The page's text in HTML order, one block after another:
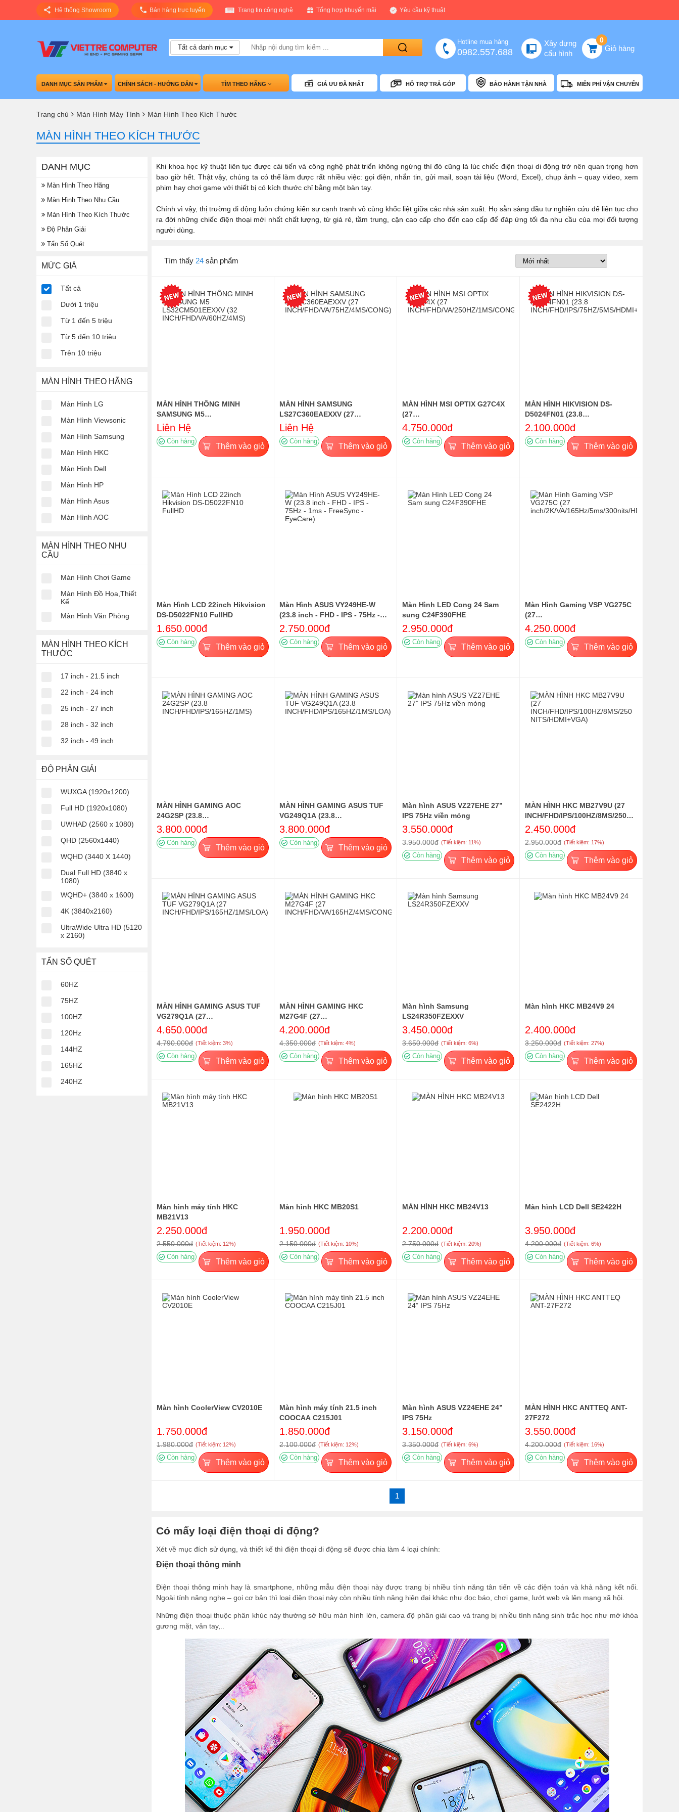
Hệ thống Showroom Bán hàng trực tuyến Trang tin công nghệ Tổng hợp khuyến mãi Yêu cầu kỹ thuật
Tất cả danh mục
Tìm
Hotline mua hàng
0982.557.688
Xây dựng
cấu hình
Giỏ hàng
0
DANH MỤC SẢN PHẨM CHÍNH SÁCH - HƯỚNG DẪN TÌM THEO HÃNG GIÁ ƯU ĐÃ NHẤT HỖ TRỢ TRẢ GÓP BẢO HÀNH TẬN NHÀ MIỄN PHÍ VẬN CHUYỂN
Trang chủ Màn Hình Máy Tính Màn Hình Theo Kích Thước
MÀN HÌNH THEO KÍCH THƯỚC
DANH MỤC
Màn Hình Theo Hãng
Màn Hình Theo Nhu Cầu
Màn Hình Theo Kích Thước
Độ Phân Giải
Tẩn Số Quét
MỨC GIÁ
Tất cả
Dưới 1 triệu
Từ 1 đến 5 triệu
Từ 5 đến 10 triệu
Trên 10 triệu
MÀN HÌNH THEO HÃNG
Màn Hình LG
Màn Hình Viewsonic
Màn Hình Samsung
Màn Hình HKC
Màn Hình Dell
Màn Hình HP
Màn Hình Asus
Màn Hình AOC
MÀN HÌNH THEO NHU
CẦU
Màn Hình Chơi Game
Màn Hình Đồ Họa,Thiết
Kế
Màn Hình Văn Phòng
MÀN HÌNH THEO KÍCH
THƯỚC
17 inch - 21.5 inch
22 inch - 24 inch
25 inch - 27 inch
28 inch - 32 inch
32 inch - 49 inch
ĐỘ PHÂN GIẢI
WUXGA (1920x1200)
Full HD (1920x1080)
UWHAD (2560 x 1080)
QHD (2560x1440)
WQHD (3440 X 1440)
Dual Full HD (3840 x
1080)
WQHD+ (3840 x 1600)
4K (3840x2160)
UltraWide Ultra HD (5120
x 2160)
TẨN SỐ QUÉT
60HZ
75HZ
100HZ
120Hz
144HZ
165HZ
240HZ
Khi khoa học kỹ thuật liên tục được cải tiến và công nghệ phát triển không ngừng thì đó cũng là lúc chiếc điện thoại di động trở nên quan trọng hơn
bao giờ hết. Thật vậy, chúng ta có thể làm được rất nhiều việc: gọi điện, nhắn tin, gửi mail, soạn tài liệu (Word, Excel), chụp ảnh – quay video, xem
phim hay chơi game với thiết bị có kích thước chỉ bằng một bàn tay.
Chính vì vậy, thị trường di động luôn chứng kiến sự cạnh tranh vô cùng khốc liệt giữa các nhà sản xuất. Họ sẵn sàng đầu tư nghiên cứu để liên tục cho
ra đời những chiếc điện thoại mới nhất chất lượng, từ giá rẻ, tầm trung, cận cao cấp cho đến cao cấp để đáp ứng tối đa nhu cầu của mọi đối tượng
người dùng.
Tìm thấy 24 sản phẩm
MÀN HÌNH THÔNG MINH
SAMSUNG M5
LS32CM501EEXXV (32
INCH/FHD/VA/60HZ/4MS)
Liên Hệ
Còn hàng
Thêm vào giỏ
MÀN HÌNH SAMSUNG
LS27C360EAEXXV (27
INCH/FHD/VA/75HZ/4MS/CONG)
Liên Hệ
Còn hàng
Thêm vào giỏ
MÀN HÌNH MSI OPTIX G27C4X
(27
INCH/FHD/VA/250HZ/1MS/CONG)
4.750.000đ
Còn hàng
Thêm vào giỏ
MÀN HÌNH HIKVISION DS-
D5024FN01 (23.8
INCH/FHD/IPS/75HZ/5MS/HDMI+VGA)
2.100.000đ
Còn hàng
Thêm vào giỏ
Màn Hình LCD 22inch Hikvision
DS-D5022FN10 FullHD
1.650.000đ
Còn hàng
Thêm vào giỏ
Màn Hình ASUS VY249HE-W
(23.8 inch - FHD - IPS - 75Hz -
1ms - FreeSync - EyeCare)
2.750.000đ
Còn hàng
Thêm vào giỏ
Màn Hình LED Cong 24 Sam
sung C24F390FHE
2.950.000đ
Còn hàng
Thêm vào giỏ
Màn Hình Gaming VSP VG275C
(27
inch/2K/VA/165Hz/5ms/300nits/HDMI+DP/
4.250.000đ
Còn hàng
Thêm vào giỏ
MÀN HÌNH GAMING AOC
24G2SP (23.8
INCH/FHD/IPS/165HZ/1MS)
3.800.000đ
Còn hàng
Thêm vào giỏ
MÀN HÌNH GAMING ASUS TUF
VG249Q1A (23.8
INCH/FHD/IPS/165HZ/1MS/LOA)
3.800.000đ
Còn hàng
Thêm vào giỏ
Màn hình ASUS VZ27EHE 27”
IPS 75Hz viền mỏng
3.550.000đ
3.950.000đ (Tiết kiệm: 11%)
Còn hàng
Thêm vào giỏ
MÀN HÌNH HKC MB27V9U (27
INCH/FHD/IPS/100HZ/8MS/250
NITS/HDMI+VGA)
2.450.000đ
2.950.000đ (Tiết kiệm: 17%)
Còn hàng
Thêm vào giỏ
MÀN HÌNH GAMING ASUS TUF
VG279Q1A (27
INCH/FHD/IPS/165HZ/1MS/LOA)
4.650.000đ
4.790.000đ (Tiết kiệm: 3%)
Còn hàng
Thêm vào giỏ
MÀN HÌNH GAMING HKC
M27G4F (27
INCH/FHD/VA/165HZ/4MS/CONG)
4.200.000đ
4.350.000đ (Tiết kiệm: 4%)
Còn hàng
Thêm vào giỏ
Màn hình Samsung
LS24R350FZEXXV
3.450.000đ
3.650.000đ (Tiết kiệm: 6%)
Còn hàng
Thêm vào giỏ
Màn hình HKC MB24V9 24
2.400.000đ
3.250.000đ (Tiết kiệm: 27%)
Còn hàng
Thêm vào giỏ
Màn hình máy tính HKC
MB21V13
2.250.000đ
2.550.000đ (Tiết kiệm: 12%)
Còn hàng
Thêm vào giỏ
Màn hình HKC MB20S1
1.950.000đ
2.150.000đ (Tiết kiệm: 10%)
Còn hàng
Thêm vào giỏ
MÀN HÌNH HKC MB24V13
2.200.000đ
2.750.000đ (Tiết kiệm: 20%)
Còn hàng
Thêm vào giỏ
Màn hình LCD Dell SE2422H
3.950.000đ
4.200.000đ (Tiết kiệm: 6%)
Còn hàng
Thêm vào giỏ
Màn hình CoolerView CV2010E
1.750.000đ
1.980.000đ (Tiết kiệm: 12%)
Còn hàng
Thêm vào giỏ
Màn hình máy tính 21.5 inch
COOCAA C215J01
1.850.000đ
2.100.000đ (Tiết kiệm: 12%)
Còn hàng
Thêm vào giỏ
Màn hình ASUS VZ24EHE 24”
IPS 75Hz
3.150.000đ
3.350.000đ (Tiết kiệm: 6%)
Còn hàng
Thêm vào giỏ
MÀN HÌNH HKC ANTTEQ ANT-
27F272
3.550.000đ
4.200.000đ (Tiết kiệm: 16%)
Còn hàng
Thêm vào giỏ
1
Có mấy loại điện thoại di động?
Xét về mục đích sử dụng, và thiết kế thì điện thoại di động sẽ được chia làm 4 loại chính:
Điện thoại thông minh
Điện thoại thông minh hay là smartphone, những mẫu điện thoại này được trang bị nhiều tính năng tân tiến về các điện toán và khả năng kết nối.
Ngoài tính năng nghe – gọi cơ bản thì loại điện thoại này còn nhiều tính năng hiện đại khác như đọc báo, chơi game, lướt web và lên mạng xã hội.
Những điện thoại thuộc phân khúc này thường sở hữu màn hình lớn, camera độ phân giải cao và trang bị nhiều tính năng sinh trắc học như mở khóa
gương mặt, vân tay,..